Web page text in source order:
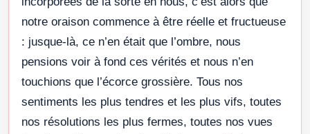
notre oraison commence à être réelle et fructueuse
: jusque-là, ce n’en était que l’ombre, nous
pensions voir à fond ces vérités et nous n’en
touchions que l’écorce grossière. Tous nos
sentiments les plus tendres et les plus vifs, toutes
nos résolutions les plus fermes, toutes nos vues